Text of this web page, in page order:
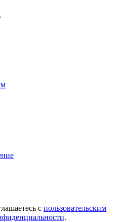
с пользовательским
.